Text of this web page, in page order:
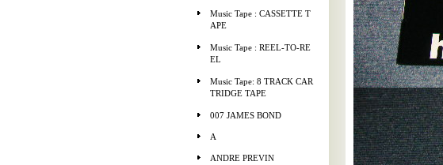
Music Tape : CASSETTE T
APE
Music Tape : REEL-TO-RE
EL
Music Tape: 8 TRACK CAR
TRIDGE TAPE
007 JAMES BOND
A
ANDRE PREVIN